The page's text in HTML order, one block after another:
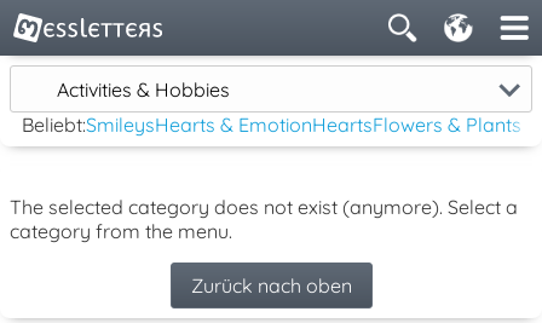
Activities & Hobbies
Beliebt:SmileysHearts & EmotionHeartsFlowers & Plants
The selected category does not exist (anymore). Select a
category from the menu.
Zurück nach oben